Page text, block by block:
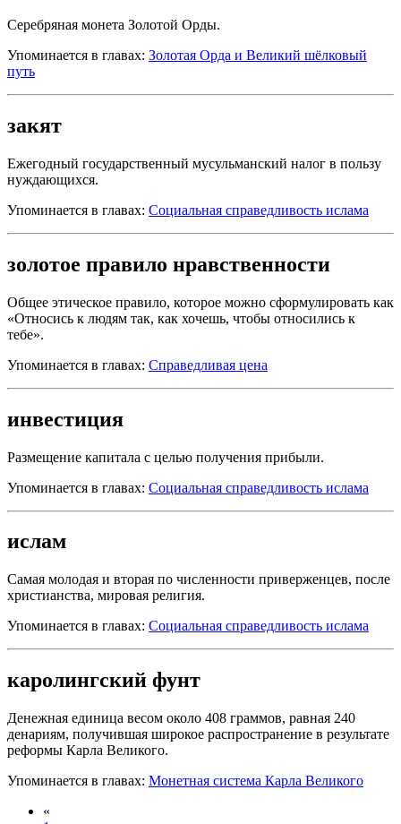
Серебряная монета Золотой Орды.
Упоминается в главах: Золотая Орда и Великий шёлковый
путь
закят
Ежегодный государственный мусульманский налог в пользу
нуждающихся.
Упоминается в главах: Социальная справедливость ислама
золотое правило нравственности
Общее этическое правило, которое можно сформулировать как
«Относись к людям так, как хочешь, чтобы относились к
тебе».
Упоминается в главах: Справедливая цена
инвестиция
Размещение капитала с целью получения прибыли.
Упоминается в главах: Социальная справедливость ислама
ислам
Самая молодая и вторая по численности приверженцев, после
христианства, мировая религия.
Упоминается в главах: Социальная справедливость ислама
каролингский фунт
Денежная единица весом около 408 граммов, равная 240
денариям, получившая широкое распространение в результате
реформы Карла Великого.
Упоминается в главах: Монетная система Карла Великого
«